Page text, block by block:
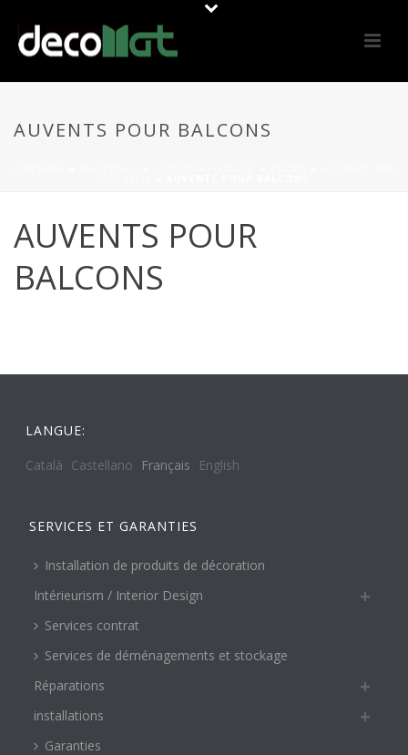
AUVENTS POUR BALCONS
AUVENTS POUR
BALCONS
LANGUE:
Català Castellano Français English
SERVICES ET GARANTIES
Installation de produits de décoration
Intérieurism / Interior Design
Services contrat
Services de déménagements et stockage
Réparations
installations
Garanties